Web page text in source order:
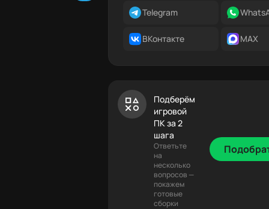
Telegram
ВКонтакте MAX
Подберём
игровой
ПК за 2
шага
Ответьте
на
несколько
вопросов —
покажем
готовые
сборки